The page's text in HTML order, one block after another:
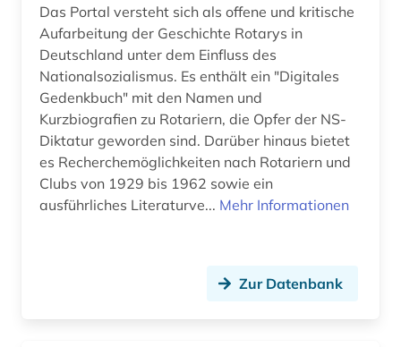
Das Portal versteht sich als offene und kritische
Aufarbeitung der Geschichte Rotarys in
Deutschland unter dem Einfluss des
Nationalsozialismus. Es enthält ein "Digitales
Gedenkbuch" mit den Namen und
Kurzbiografien zu Rotariern, die Opfer der NS-
Diktatur geworden sind. Darüber hinaus bietet
es Recherchemöglichkeiten nach Rotariern und
Clubs von 1929 bis 1962 sowie ein
ausführliches Literaturve... Mehr Informationen
Zur Datenbank